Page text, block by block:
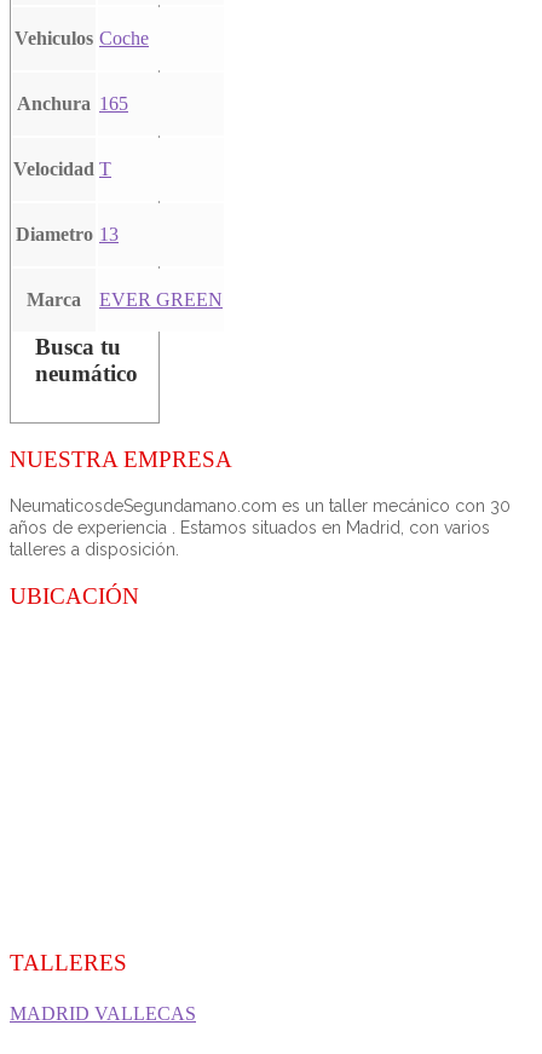
Vehiculos Coche
Anchura 165
Velocidad T
Diametro 13
Marca EVER GREEN
Busca tu
neumático
NUESTRA EMPRESA
NeumaticosdeSegundamano.com es un taller mecánico con 30
años de experiencia . Estamos situados en Madrid, con varios
talleres a disposición.
UBICACIÓN
TALLERES
MADRID VALLECAS